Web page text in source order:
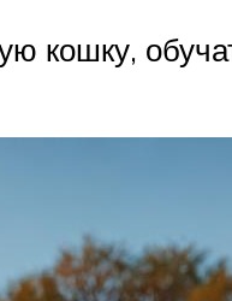
кошку,